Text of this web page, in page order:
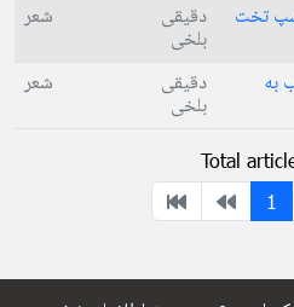
تخت دقیقی
بلخی
شعر
به دقیقی
بلخی
شعر
Total
1